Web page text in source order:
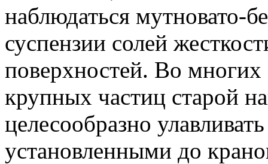
наблюдаться мутновато-
суспензии солей
поверхностей. Во многих
крупных частиц старой
целесообразно
установленными до